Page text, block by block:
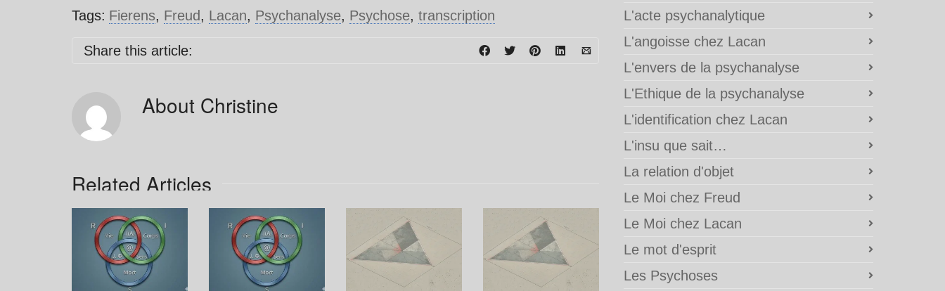
Tags: Fierens, Freud, Lacan, Psychanalyse, Psychose, transcription
Share this article:
About Christine
Related Articles
L'acte psychanalytique
L'angoisse chez Lacan
L'envers de la psychanalyse
L'Ethique de la psychanalyse
L'identification chez Lacan
L'insu que sait…
La relation d'objet
Le Moi chez Freud
Le Moi chez Lacan
Le mot d'esprit
Les Psychoses